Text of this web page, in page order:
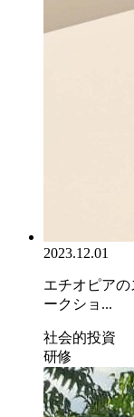
2023.12.01
エチオピア
ークショ...
社会的投資
研修